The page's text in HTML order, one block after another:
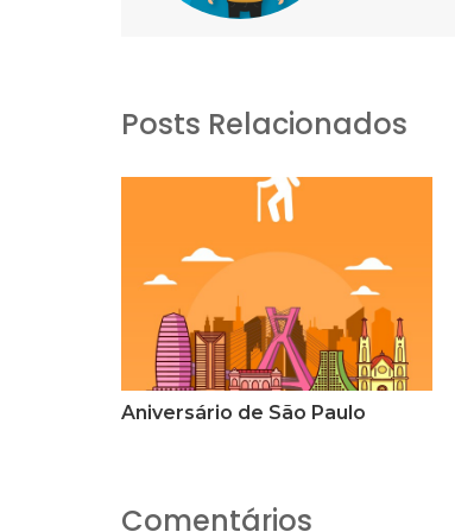
Posts Relacionados
Aniversário de São Paulo
Comentários